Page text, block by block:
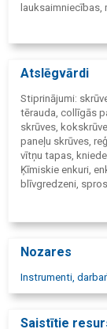
lauksaimniecības,
Atslēgvārdi
Stiprinājumi:
tērauda, collīgās
skrūves,
paneļu skrūves,
vītņu tapas,
Ķīmiskie enkuri,
blīvgredzeni,
profili, skavas,
iekārtas, dimanta
autospuldzes,
pulēšanas pastas,
hermētiķi.
kroņurbji, vītņurbji,
Nozares
Instrumenti,
Saistītie